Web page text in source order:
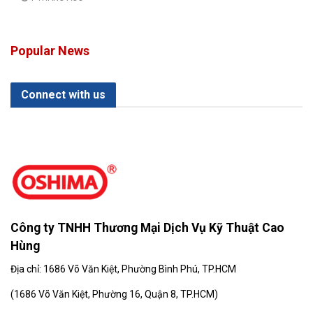
Popular News
Connect with us
Công ty TNHH Thương Mại Dịch Vụ Kỹ Thuật Cao
Hùng
Địa chỉ: 1686 Võ Văn Kiệt, Phường Bình Phú, TP.HCM
(1686 Võ Văn Kiệt, Phường 16, Quận 8, TP.HCM)